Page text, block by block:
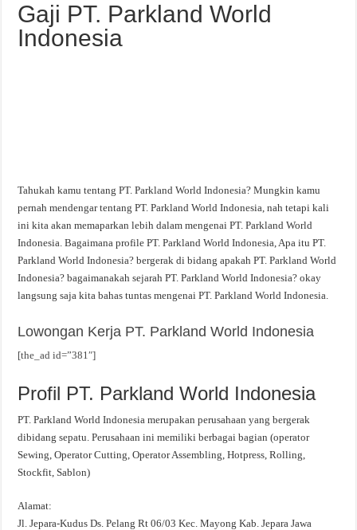
Gaji PT. Parkland World
Indonesia
Tahukah kamu tentang PT. Parkland World Indonesia? Mungkin kamu
pernah mendengar tentang PT. Parkland World Indonesia, nah tetapi kali
ini kita akan memaparkan lebih dalam mengenai PT. Parkland World
Indonesia. Bagaimana profile PT. Parkland World Indonesia, Apa itu PT.
Parkland World Indonesia? bergerak di bidang apakah PT. Parkland World
Indonesia? bagaimanakah sejarah PT. Parkland World Indonesia? okay
langsung saja kita bahas tuntas mengenai PT. Parkland World Indonesia.
Lowongan Kerja PT. Parkland World Indonesia
[the_ad id=”381″]
Profil PT. Parkland World Indonesia
PT. Parkland World Indonesia merupakan perusahaan yang bergerak
dibidang sepatu. Perusahaan ini memiliki berbagai bagian (operator
Sewing, Operator Cutting, Operator Assembling, Hotpress, Rolling,
Stockfit, Sablon)
Alamat:
Jl. Jepara-Kudus Ds. Pelang Rt 06/03 Kec. Mayong Kab. Jepara Jawa